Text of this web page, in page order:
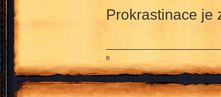
Prokrastinace je
B